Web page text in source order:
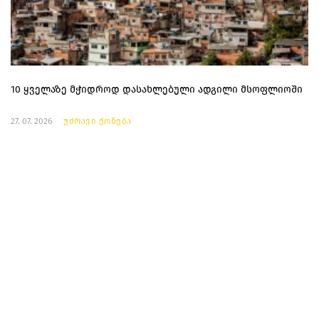
10 ყველაზე მჭიდროდ დასახლებული ადგილი მსოფლიოში
27. 07. 2026 უძრავი ქონება